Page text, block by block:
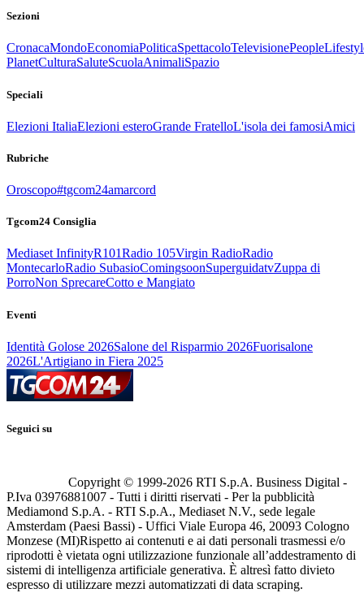
Sezioni
CronacaMondoEconomiaPoliticaSpettacoloTelevisionePeople
PlanetCulturaSaluteScuolaAnimaliSpazio
Speciali
Elezioni ItaliaElezioni esteroGrande FratelloL'isola dei famosiAmici
Rubriche
Oroscopo#tgcom24amarcord
Tgcom24 Consiglia
Mediaset InfinityR101Radio 105Virgin RadioRadio
MontecarloRadio SubasioComingsoonSuperguidatvZuppa di
PorroNon SprecareCotto e Mangiato
Eventi
Identità Golose 2026Salone del Risparmio 2026Fuorisalone
2026L'Artigiano in Fiera 2025
Seguici su
Copyright © 1999-2026 RTI S.p.A. Business Digital -
P.Iva 03976881007 - Tutti i diritti riservati - Per la pubblicità
Mediamond S.p.A. - RTI S.p.A., Mediaset N.V., sede legale
Amsterdam (Paesi Bassi) - Uffici Viale Europa 46, 20093 Cologno
Monzese (MI)Rispetto ai contenuti e ai dati personali trasmessi e/o
riprodotti è vietata ogni utilizzazione funzionale all’addestramento di
sistemi di intelligenza artificiale generativa. È altresì fatto divieto
espresso di utilizzare mezzi automatizzati di data scraping.